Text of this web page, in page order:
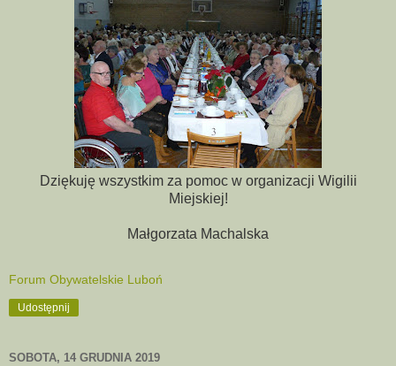
Dziękuję wszystkim za pomoc w organizacji Wigilii
Miejskiej!
Małgorzata Machalska
Forum Obywatelskie Luboń
Udostępnij
SOBOTA, 14 GRUDNIA 2019